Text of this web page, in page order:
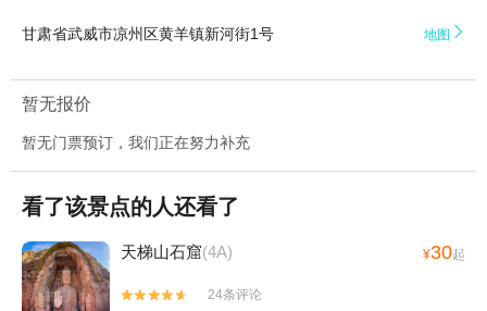
甘肃省武威市凉州区黄羊镇新河街1号 地图 
暂无报价
暂无门票预订，我们正在努力补充
看了该景点的人还看了
天梯山石窟(4A) ¥30起


24条评论